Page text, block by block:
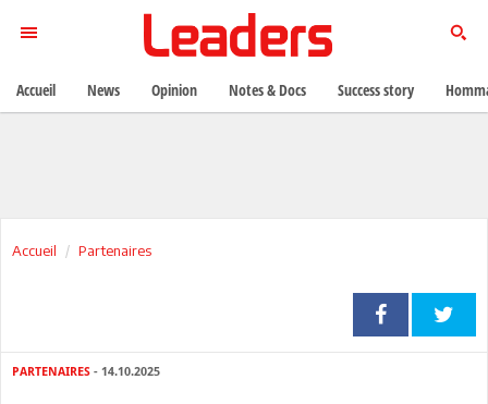
Accueil Partenaires
PARTENAIRES - 14.10.2025
Accueil News Opinion Notes & Docs Success story